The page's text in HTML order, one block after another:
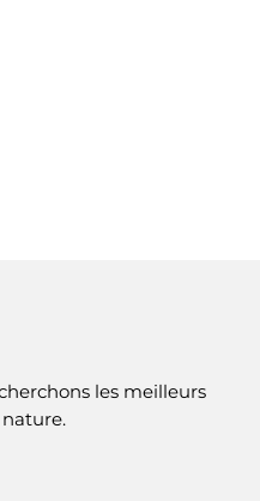
les meilleurs